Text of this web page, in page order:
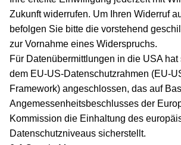
Zukunft widerrufen. Um Ihren Widerruf
befolgen Sie bitte die vorstehend
zur Vornahme eines Widerspruchs.
Für Datenübermittlungen in die USA
dem EU-US-Datenschutzrahmen (EU-
Framework) angeschlossen, das auf
Angemessenheitsbeschlusses der
Kommission die Einhaltung des
Datenschutzniveaus sicherstellt.